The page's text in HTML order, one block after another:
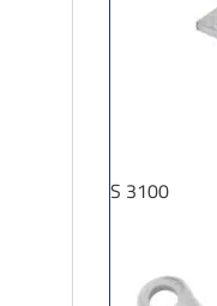
S 3100